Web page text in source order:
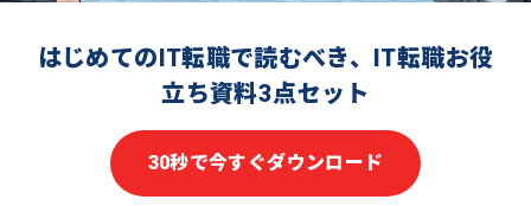
はじめてのIT転職で読むべき、IT転職お役
立ち資料3点セット
30秒で今すぐダウンロード